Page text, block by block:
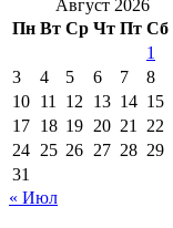
Август 2026
Пн Вт Ср Чт Пт Сб
1
3
4 5 6 7 8
10 11 12 13 14 15
17 18 19 20 21 22
24 25 26 27 28 29
31
« Июл